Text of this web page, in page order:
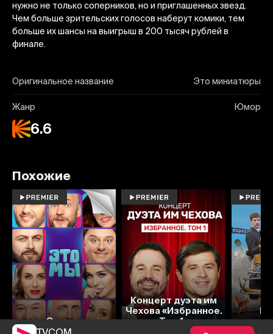
нужно не только соперников, но и приглашенных звезд.
Чем больше зрительских голосов наберут комики, тем
больше их шансы на выигрыш в 200 тысяч рублей в
финале.
Оригинальное название Это миниатюры
Жанр Юмор
6.6
Похожие
Это мы
Концерт дуэта им
Чехова «Избранное.
Том 1»